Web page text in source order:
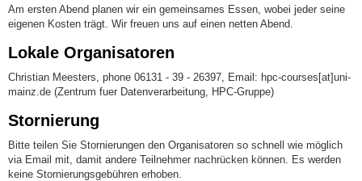
Am ersten Abend planen wir ein gemeinsames Essen, wobei jeder seine
eigenen Kosten trägt. Wir freuen uns auf einen netten Abend.
Lokale Organisatoren
Christian Meesters, phone 06131 - 39 - 26397, Email: hpc-courses[at]uni-
mainz.de (Zentrum fuer Datenverarbeitung, HPC-Gruppe)
Stornierung
Bitte teilen Sie Stornierungen den Organisatoren so schnell wie möglich
via Email mit, damit andere Teilnehmer nachrücken können. Es werden
keine Stornierungsgebühren erhoben.